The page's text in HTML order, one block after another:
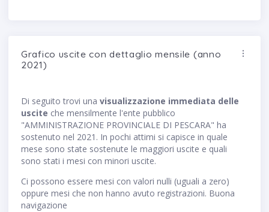
Grafico uscite con dettaglio mensile (anno
2021)
Di seguito trovi una visualizzazione immediata delle
uscite che mensilmente l'ente pubblico
"AMMINISTRAZIONE PROVINCIALE DI PESCARA" ha
sostenuto nel 2021. In pochi attimi si capisce in quale
mese sono state sostenute le maggiori uscite e quali
sono stati i mesi con minori uscite.
Ci possono essere mesi con valori nulli (uguali a zero)
oppure mesi che non hanno avuto registrazioni. Buona
navigazione